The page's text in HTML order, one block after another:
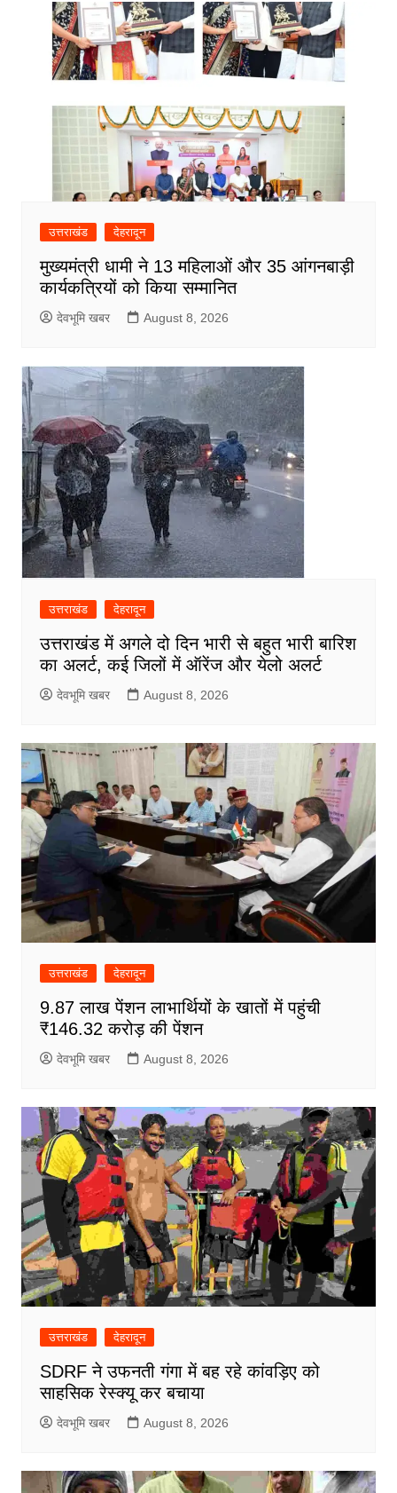
उत्तराखंड देहरादून
मुख्यमंत्री धामी ने 13 महिलाओं और 35 आंगनबाड़ी
कार्यकत्रियों को किया सम्मानित
देवभूमि खबर August 8, 2026
उत्तराखंड देहरादून
उत्तराखंड में अगले दो दिन भारी से बहुत भारी बारिश
का अलर्ट, कई जिलों में ऑरेंज और येलो अलर्ट
देवभूमि खबर August 8, 2026
उत्तराखंड देहरादून
9.87 लाख पेंशन लाभार्थियों के खातों में पहुंची
₹146.32 करोड़ की पेंशन
देवभूमि खबर August 8, 2026
उत्तराखंड देहरादून
SDRF ने उफनती गंगा में बह रहे कांवड़िए को
साहसिक रेस्क्यू कर बचाया
देवभूमि खबर August 8, 2026